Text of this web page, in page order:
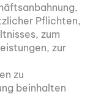
Pflichten,
zum
zur
zu
beinhalten